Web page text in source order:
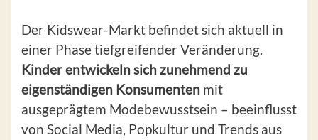
Der Kidswear-Markt befindet sich aktuell in
einer Phase tiefgreifender Veränderung.
Kinder entwickeln sich zunehmend zu
eigenständigen Konsumenten mit
ausgeprägtem Modebewusstsein – beeinflusst
von Social Media, Popkultur und Trends aus